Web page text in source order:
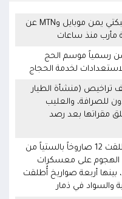
تواصل انقطاع خدمات شبكتي يمن موبايل وMTN عن
مأرب منذ ساعات
رسمياً موسم الحج
تراخيص (منشأة الطيار
للصرافة، والعليب
مقراتها بعد رصد
مصادر: مليشيا الحوثي أطلقت 12 صاروخاً بالستياً من
الهجوم على معسكرات
أربعة صواريخ أُطلقت
والسواد في ذمار